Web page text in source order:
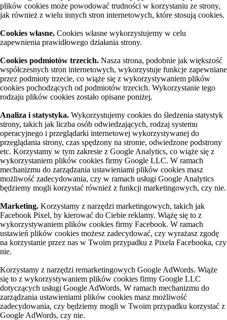
plików cookies może powodować trudności w korzystaniu ze strony,
jak również z wielu innych stron internetowych, które stosują cookies.
Cookies własne. Cookies własne wykorzystujemy w celu
zapewnienia prawidłowego działania strony.
Cookies podmiotów trzecich. Nasza strona, podobnie jak większość
współczesnych stron internetowych, wykorzystuje funkcje zapewniane
przez podmioty trzecie, co wiąże się z wykorzystywaniem plików
cookies pochodzących od podmiotów trzecich. Wykorzystanie tego
rodzaju plików cookies zostało opisane poniżej.
Analiza i statystyka. Wykorzystujemy cookies do śledzenia statystyk
strony, takich jak liczba osób odwiedzających, rodzaj systemu
operacyjnego i przeglądarki internetowej wykorzystywanej do
przeglądania strony, czas spędzony na stronie, odwiedzone podstrony
etc. Korzystamy w tym zakresie z Google Analytics, co wiąże się z
wykorzystaniem plików cookies firmy Google LLC. W ramach
mechanizmu do zarządzania ustawieniami plików cookies masz
możliwość zadecydowania, czy w ramach usługi Google Analytics
będziemy mogli korzystać również z funkcji marketingowych, czy nie.
Marketing. Korzystamy z narzędzi marketingowych, takich jak
Facebook Pixel, by kierować do Ciebie reklamy. Wiążę się to z
wykorzystywaniem plików cookies firmy Facebook. W ramach
ustawień plików cookies możesz zadecydować, czy wyrażasz zgodę
na korzystanie przez nas w Twoim przypadku z Pixela Facebooka, czy
nie.
Korzystamy z narzędzi remarketingowych Google AdWords. Wiąże
się to z wykorzystywaniem plików cookies firmy Google LLC
dotyczących usługi Google AdWords. W ramach mechanizmu do
zarządzania ustawieniami plików cookies masz możliwość
zadecydowania, czy będziemy mogli w Twoim przypadku korzystać z
Google AdWords, czy nie.